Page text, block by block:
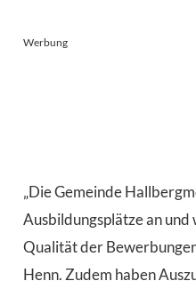
Werbung
„Die Gemeinde
Ausbildungsplätze an und
Qualität der
Henn. Zudem haben